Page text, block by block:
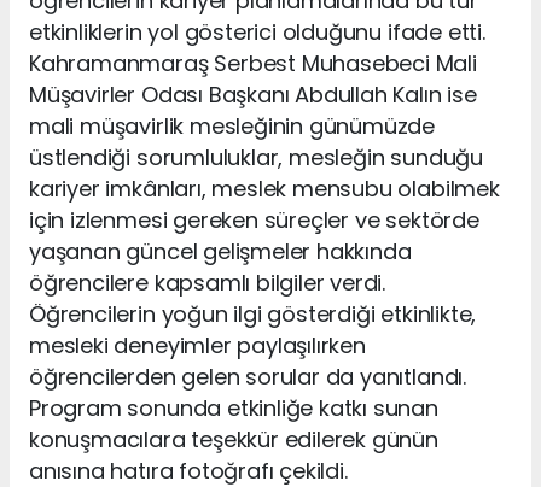
etkinliklerin yol gösterici olduğunu ifade etti.
Kahramanmaraş Serbest Muhasebeci Mali
Müşavirler Odası Başkanı Abdullah Kalın ise
mali müşavirlik mesleğinin günümüzde
üstlendiği sorumluluklar, mesleğin sunduğu
kariyer imkânları, meslek mensubu olabilmek
için izlenmesi gereken süreçler ve sektörde
yaşanan güncel gelişmeler hakkında
öğrencilere kapsamlı bilgiler verdi.
Öğrencilerin yoğun ilgi gösterdiği etkinlikte,
mesleki deneyimler paylaşılırken
öğrencilerden gelen sorular da yanıtlandı.
Program sonunda etkinliğe katkı sunan
konuşmacılara teşekkür edilerek günün
anısına hatıra fotoğrafı çekildi.